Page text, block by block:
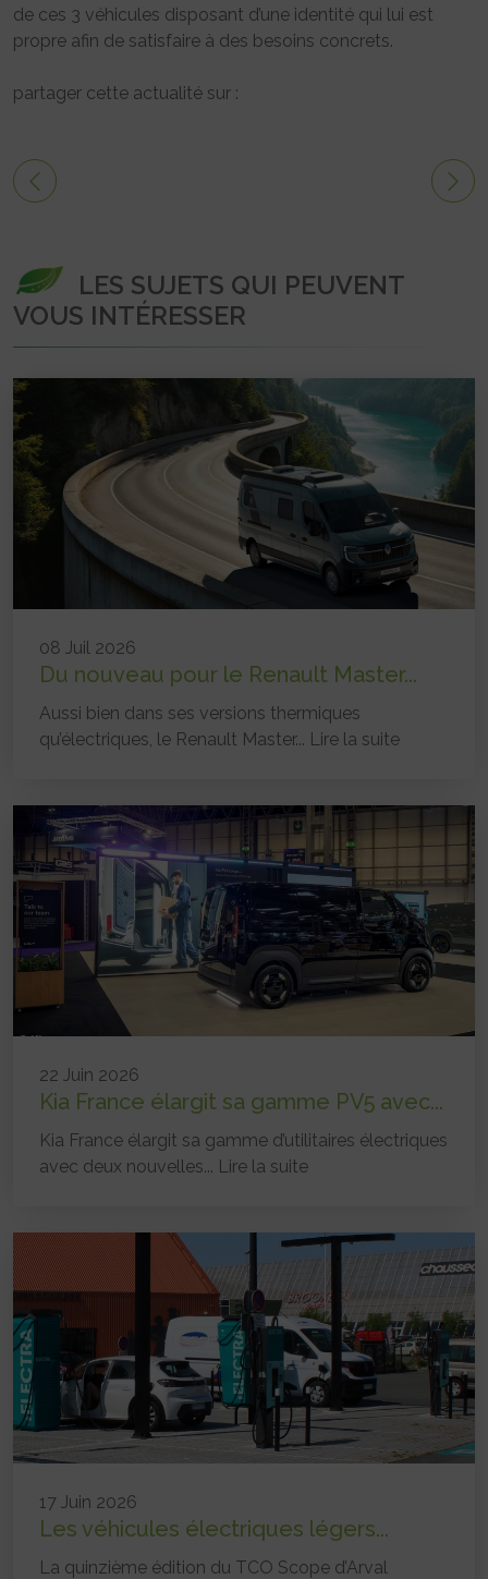
de ces 3 véhicules disposant d’une identité qui lui est
propre afin de satisfaire à des besoins concrets.
partager cette actualité sur :
LES SUJETS QUI PEUVENT
VOUS INTÉRESSER
08 Juil 2026
Du nouveau pour le Renault Master...
Aussi bien dans ses versions thermiques
qu’électriques, le Renault Master... Lire la suite
22 Juin 2026
Kia France élargit sa gamme PV5 avec...
Kia France élargit sa gamme d’utilitaires électriques
avec deux nouvelles... Lire la suite
17 Juin 2026
Les véhicules électriques légers...
La quinzième édition du TCO Scope d’Arval